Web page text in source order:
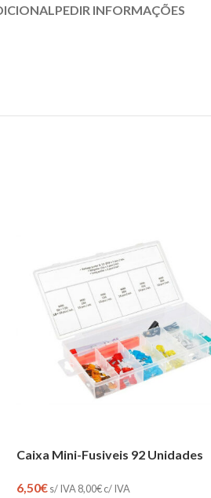
PEDIR INFORMAÇÕES
Caixa Mini-Fusiveis 92 Unidades
6,50€s/ IVA 8,00€c/ IVA